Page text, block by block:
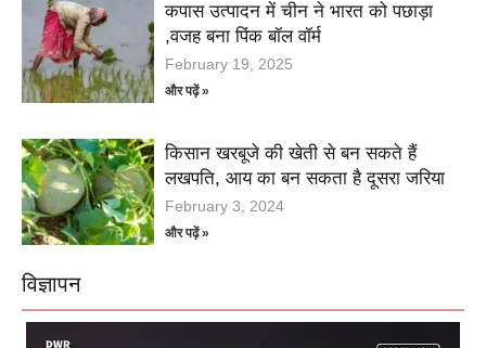
कपास उत्पादन में चीन ने भारत को पछाड़ा
,वजह बना पिंक बॉल वॉर्म
February 19, 2025
और पढ़ें »
किसान खरबूजे की खेती से बन सकते हैं
लखपति, आय का बन सकता है दूसरा जरिया
February 3, 2024
और पढ़ें »
विज्ञापन